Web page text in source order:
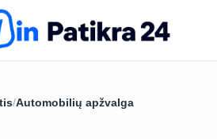
/Automobilių apžvalga